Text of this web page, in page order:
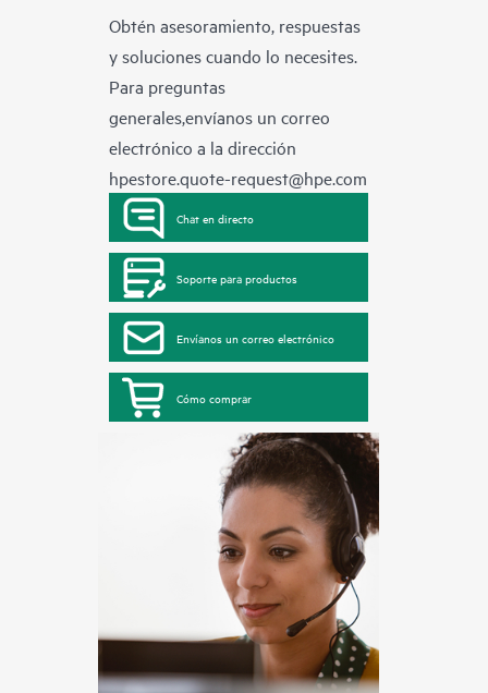
Obtén asesoramiento, respuestas
y soluciones cuando lo necesites.
Para preguntas
generales,envíanos un correo
electrónico a la dirección
hpestore.quote-request@hpe.com
Chat en directo
Soporte para productos
Envíanos un correo electrónico
Cómo comprar